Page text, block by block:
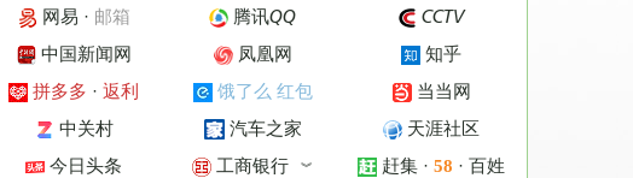
网易 · 邮箱 腾讯QQ
CCTV
中国新闻网 凤凰网
知乎
拼多多 · 返利 饿了么 红包
当当网
中关村 汽车之家
天涯社区
今日头条 工商银行 ︾ 赶集 · 58 · 百姓